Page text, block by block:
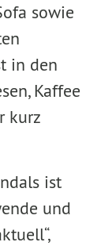
sowie
in den
Kaffee
kurz
ist
und